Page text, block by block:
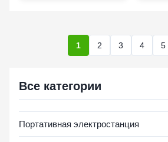
1 2 3 4 5
Все категории
Портативная электростанция